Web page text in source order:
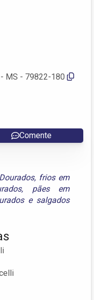
MS - 79822-180
Comente
, frios em
, pães em
e salgados